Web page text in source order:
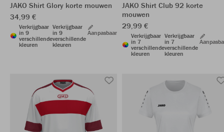
JAKO Shirt Glory korte mouwen
34,99 €
Verkrijgbaar
in 9
verschillende
kleuren
Verkrijgbaar
in 9
verschillende
kleuren
Aanpasbaar
JAKO Shirt Club 92 korte
mouwen
29,99 €
Verkrijgbaar
in 7
verschillende
kleuren
Verkrijgbaar
in 7
verschillende
kleuren